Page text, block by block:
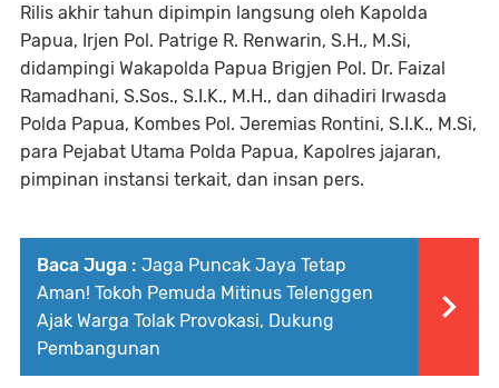
Rilis akhir tahun dipimpin langsung oleh Kapolda
Papua, Irjen Pol. Patrige R. Renwarin, S.H., M.Si,
didampingi Wakapolda Papua Brigjen Pol. Dr. Faizal
Ramadhani, S.Sos., S.I.K., M.H., dan dihadiri Irwasda
Polda Papua, Kombes Pol. Jeremias Rontini, S.I.K., M.Si,
para Pejabat Utama Polda Papua, Kapolres jajaran,
pimpinan instansi terkait, dan insan pers.
Baca Juga : Jaga Puncak Jaya Tetap
Aman! Tokoh Pemuda Mitinus Telenggen
Ajak Warga Tolak Provokasi, Dukung
Pembangunan